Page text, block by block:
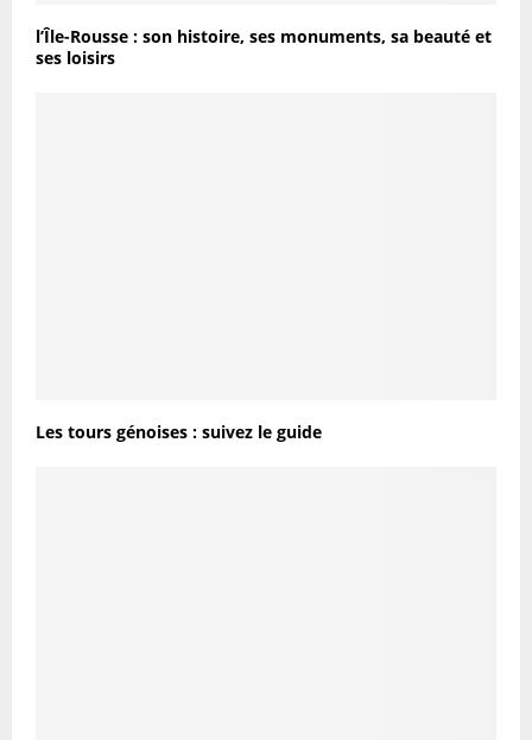
l’Île-Rousse : son histoire, ses monuments, sa beauté et
ses loisirs
Les tours génoises : suivez le guide